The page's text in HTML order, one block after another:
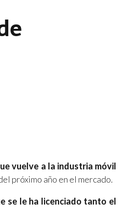
vuelve a la industria móvil
próximo año en el mercado.
se le ha licenciado tanto el